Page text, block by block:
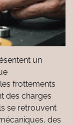
un
frottements
des charges
se retrouvent
des